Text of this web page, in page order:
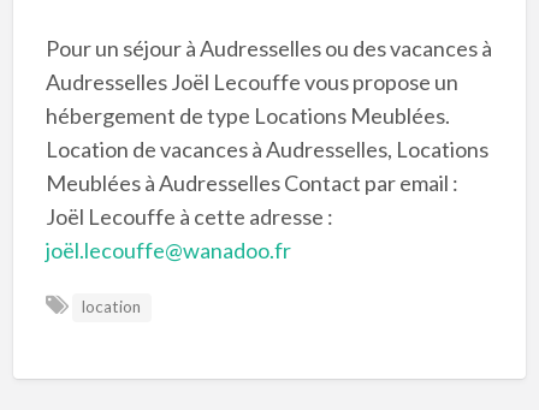
Pour un séjour à Audresselles ou des vacances à
Audresselles Joël Lecouffe vous propose un
hébergement de type Locations Meublées.
Location de vacances à Audresselles, Locations
Meublées à Audresselles Contact par email :
Joël Lecouffe à cette adresse :
joël.lecouffe@wanadoo.fr
location